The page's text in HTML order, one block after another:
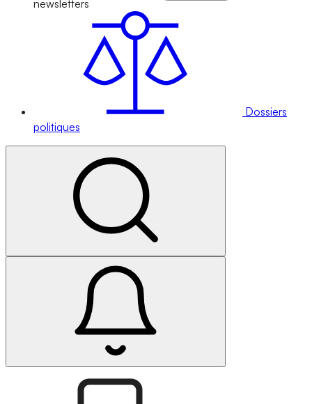
newsletters
Dossiers
politiques